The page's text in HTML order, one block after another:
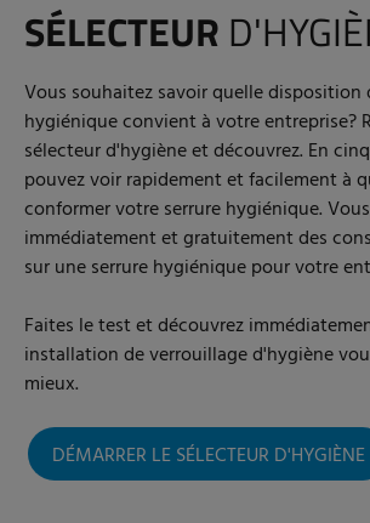
SÉLECTEUR
Vous souhaitez savoir quelle disposition
hygiénique convient à votre entreprise?
sélecteur d'hygiène et découvrez. En
pouvez voir rapidement et facilement à
conformer votre serrure hygiénique.
immédiatement et gratuitement des
sur une serrure hygiénique pour votre
Faites le test et découvrez
installation de verrouillage d'hygiène
mieux.
DÉMARRER LE SÉLECTEUR D'HYGIÈNE